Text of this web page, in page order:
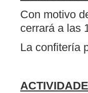
Con motivo
cerrará a las
La confitería